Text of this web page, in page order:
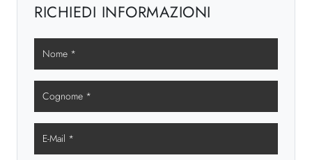
RICHIEDI INFORMAZIONI